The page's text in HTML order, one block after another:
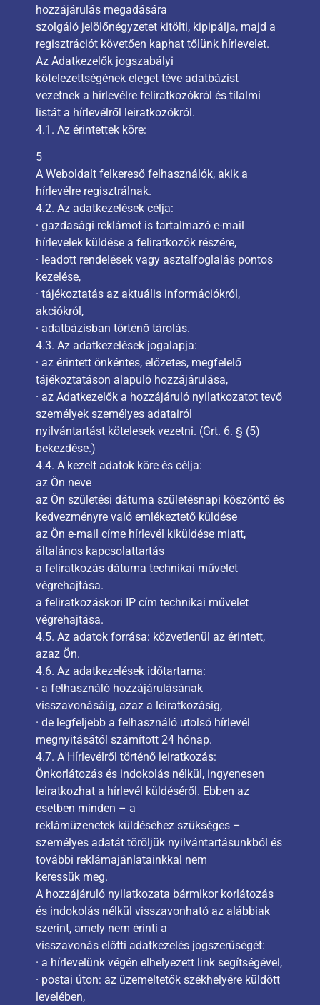
hozzájárulás megadására
szolgáló jelölőnégyzetet kitölti, kipipálja, majd a
regisztrációt követően kaphat tőlünk hírlevelet.
Az Adatkezelők jogszabályi
kötelezettségének eleget téve adatbázist
vezetnek a hírlevélre feliratkozókról és tilalmi
listát a hírlevélről leiratkozókról.
4.1. Az érintettek köre:
5
A Weboldalt felkereső felhasználók, akik a
hírlevélre regisztrálnak.
4.2. Az adatkezelések célja:
· gazdasági reklámot is tartalmazó e-mail
hírlevelek küldése a feliratkozók részére,
· leadott rendelések vagy asztalfoglalás pontos
kezelése,
· tájékoztatás az aktuális információkról,
akciókról,
· adatbázisban történő tárolás.
4.3. Az adatkezelések jogalapja:
· az érintett önkéntes, előzetes, megfelelő
tájékoztatáson alapuló hozzájárulása,
· az Adatkezelők a hozzájáruló nyilatkozatot tevő
személyek személyes adatairól
nyilvántartást kötelesek vezetni. (Grt. 6. § (5)
bekezdése.)
4.4. A kezelt adatok köre és célja:
az Ön neve
az Ön születési dátuma születésnapi köszöntő és
kedvezményre való emlékeztető küldése
az Ön e-mail címe hírlevél kiküldése miatt,
általános kapcsolattartás
a feliratkozás dátuma technikai művelet
végrehajtása.
a feliratkozáskori IP cím technikai művelet
végrehajtása.
4.5. Az adatok forrása: közvetlenül az érintett,
azaz Ön.
4.6. Az adatkezelések időtartama:
· a felhasználó hozzájárulásának
visszavonásáig, azaz a leiratkozásig,
· de legfeljebb a felhasználó utolsó hírlevél
megnyitásától számított 24 hónap.
4.7. A Hírlevélről történő leiratkozás:
Önkorlátozás és indokolás nélkül, ingyenesen
leiratkozhat a hírlevél küldéséről. Ebben az
esetben minden – a
reklámüzenetek küldéséhez szükséges –
személyes adatát töröljük nyilvántartásunkból és
további reklámajánlatainkkal nem
keressük meg.
A hozzájáruló nyilatkozata bármikor korlátozás
és indokolás nélkül visszavonható az alábbiak
szerint, amely nem érinti a
visszavonás előtti adatkezelés jogszerűségét:
· a hírlevelünk végén elhelyezett link segítségével,
· postai úton: az üzemeltetők székhelyére küldött
levelében,